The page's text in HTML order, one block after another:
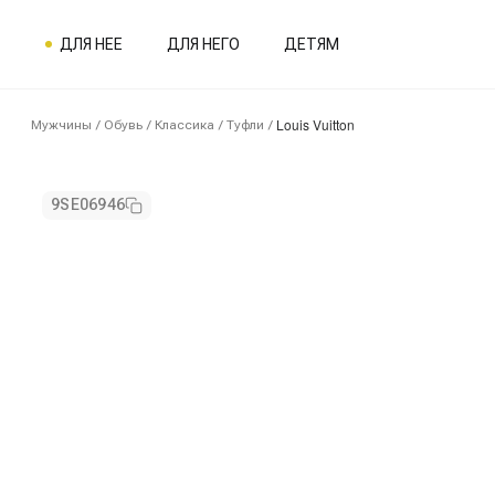
ДЛЯ НЕЕ ДЛЯ НЕГО ДЕТЯМ
Мужчины / Обувь / Классика / Туфли / Louis Vuitton
9SE06946